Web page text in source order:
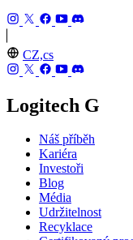
CZ,cs
Logitech G
Náš příběh
Kariéra
Investoři
Blog
Média
Udržitelnost
Recyklace